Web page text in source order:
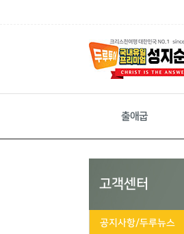
출애굽
고객센터
공지사항/두루뉴스